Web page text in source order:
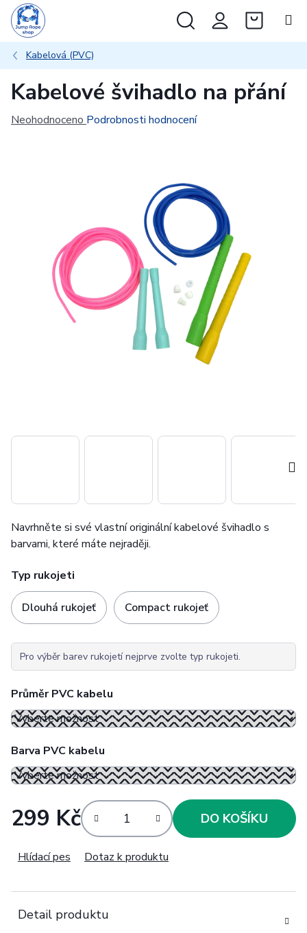
Přejít
obsah
Hledat
KOŠÍK
Kabelová (PVC)
Navrhněte si své vlastní originální kabelové švihadlo s
barvami, které máte nejraději.
Typ rukojeti
Dlouhá rukojeť Compact rukojeť
Pro výběr barev rukojetí nejprve zvolte typ rukojeti.
Průměr PVC kabelu
Barva PVC kabelu
299 Kč DO KOŠÍKU
Dotaz k produktu
Hlídací pes
Kabelové švihadlo na přání
Průměrné
Neohodnoceno Podrobnosti hodnocení
Detail produktu